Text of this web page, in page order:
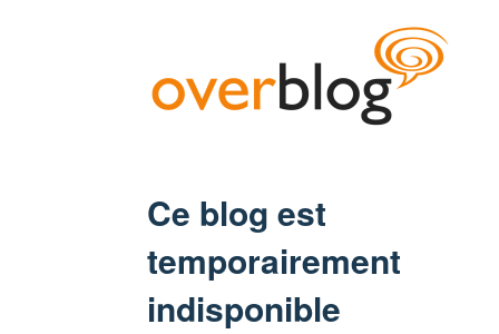
Ce blog est
temporairement
indisponible